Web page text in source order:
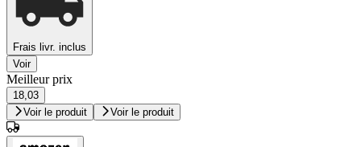
Frais livr. inclus
Voir
Meilleur prix
18,03
Voir le produit
Voir le produit